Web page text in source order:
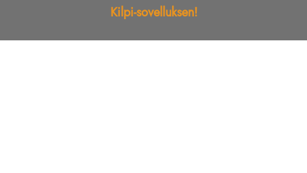
Kilpi-sovelluksen!